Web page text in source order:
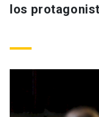
Personal
Padres y familia
Admisión launch
Correo UC launch
los